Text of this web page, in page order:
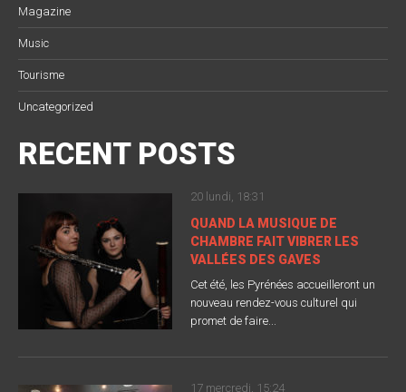
Magazine
Music
Tourisme
Uncategorized
RECENT POSTS
20 lundi, 18:31
QUAND LA MUSIQUE DE
CHAMBRE FAIT VIBRER LES
VALLÉES DES GAVES
Cet été, les Pyrénées accueilleront un
nouveau rendez-vous culturel qui
promet de faire...
17 mercredi, 15:24